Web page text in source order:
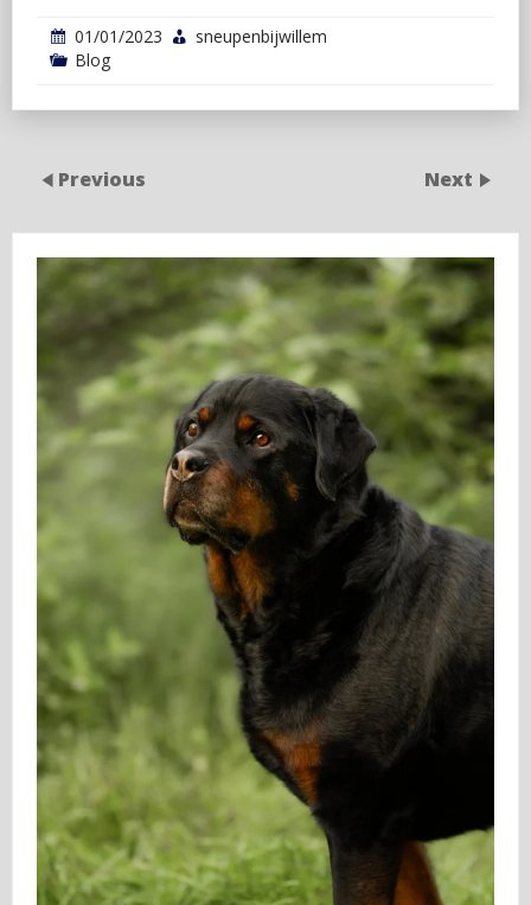
01/01/2023
sneupenbijwillem
Blog
Previous Next